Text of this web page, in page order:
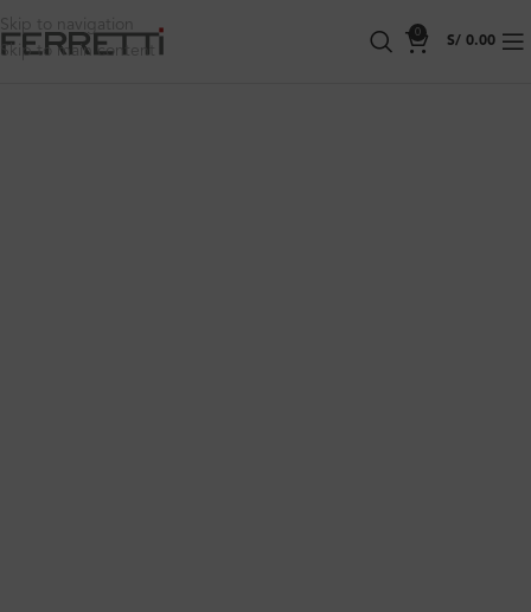
Skip to navigation
Skip to main content
0
S/ 0.00